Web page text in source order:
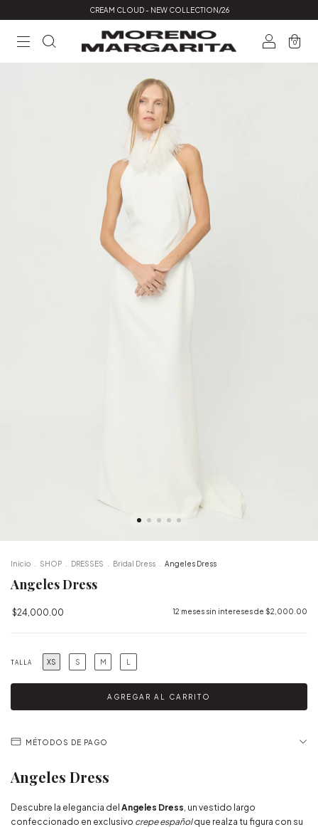
CREAM CLOUD - NEW COLLECTION/26
0
Inicio SHOP DRESSES Bridal Dress Angeles Dress
Angeles Dress
$24,000.00 12 meses sin intereses de $2,000.00
TALLA XS S M L
MÉTODOS DE PAGO
Angeles Dress
Descubre la elegancia del Angeles Dress , un vestido largo
confeccionado en exclusivo crepe españolque realza tu figura con su